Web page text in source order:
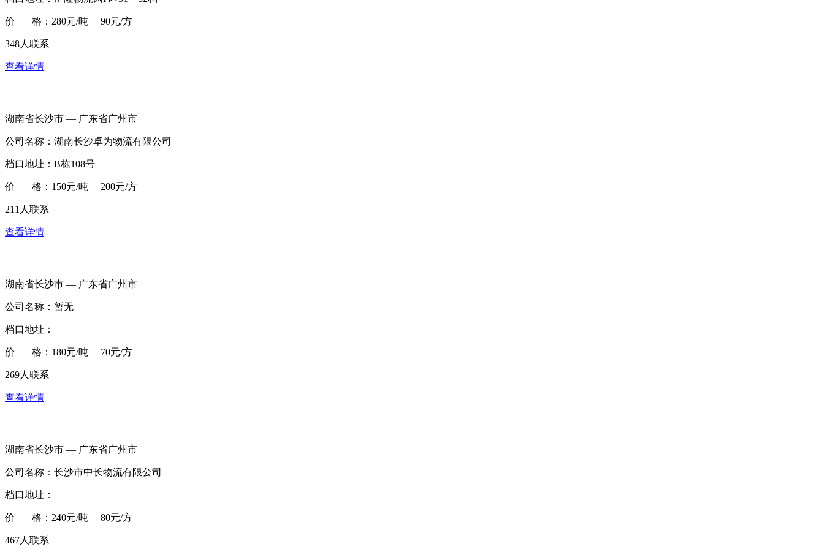
价 格：280元/吨 90元/方
348人联系
查看详情
湖南省长沙市 — 广东省广州市
公司名称：湖南长沙卓为物流有限公司
档口地址：B栋108号
价 格：150元/吨 200元/方
211人联系
查看详情
湖南省长沙市 — 广东省广州市
公司名称：暂无
档口地址：
价 格：180元/吨 70元/方
269人联系
查看详情
湖南省长沙市 — 广东省广州市
公司名称：长沙市中长物流有限公司
档口地址：
价 格：240元/吨 80元/方
467人联系